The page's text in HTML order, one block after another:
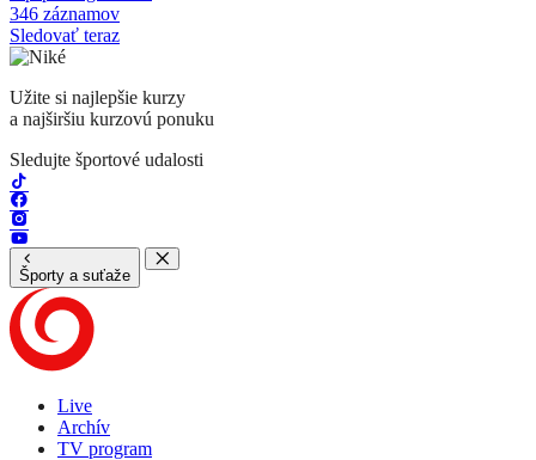
346 záznamov
Sledovať teraz
Užite si najlepšie kurzy
a najširšiu kurzovú ponuku
Sledujte športové udalosti
Športy a suťaže
Live
Archív
TV program